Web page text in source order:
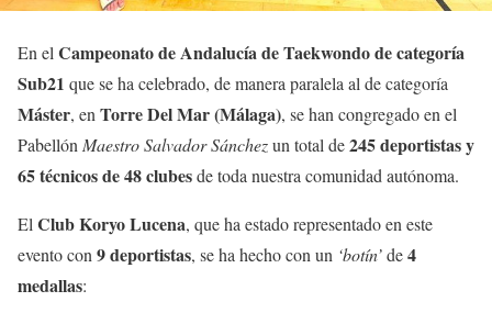
En elCampeonato de Andalucía de Taekwondo de categoría
Sub21 que se ha celebrado, de manera paralela al de categoría
Máster, enTorre Del Mar (Málaga), se han congregado en el
PabellónMaestro Salvador Sánchezun total de245 deportistas y
65 técnicos de 48 clubesde toda nuestra comunidad autónoma.
ElClub Koryo Lucena, que ha estado representado en este
evento con9 deportistas, se ha hecho con un ‘botín’de4
medallas: